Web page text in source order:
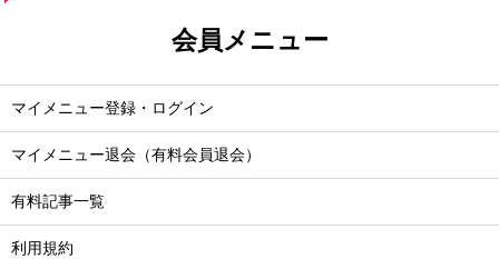
会員メニュー
マイメニュー登録・ログイン
マイメニュー退会（有料会員退会）
有料記事一覧
利用規約